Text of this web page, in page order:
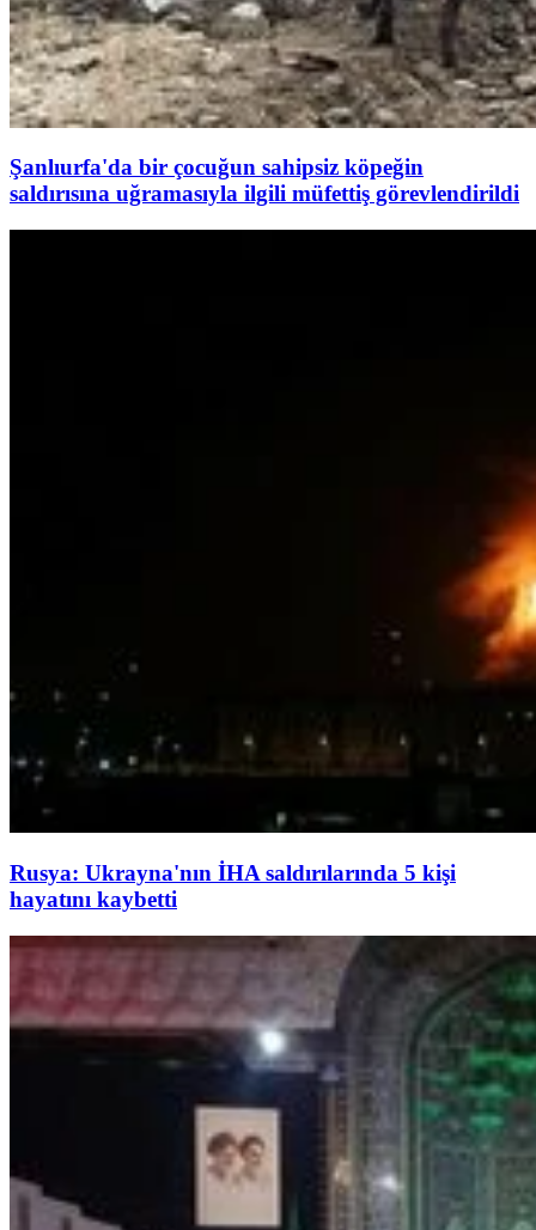
Şanlıurfa'da bir çocuğun sahipsiz köpeğin
saldırısına uğramasıyla ilgili müfettiş görevlendirildi
Rusya: Ukrayna'nın İHA saldırılarında 5 kişi
hayatını kaybetti